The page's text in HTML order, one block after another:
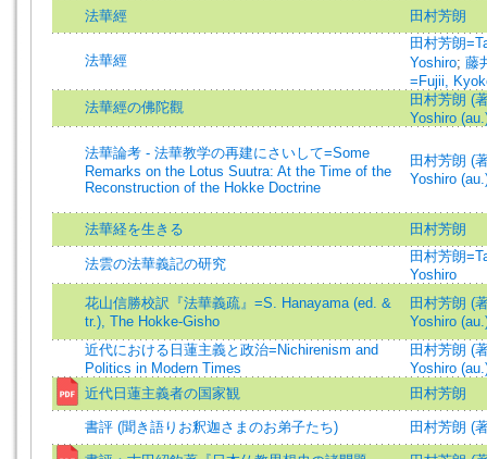
法華經
田村芳朗
法華經
田村芳朗
Yoshiro; 藤
=Fujii,
法華經の佛陀觀
田村芳朗 (
Yoshiro
法華論考 - 法華教学の再建にさいして=Some
Remarks on the Lotus Suutra: At the Time of the
Reconstruction of the Hokke Doctrine
田村芳朗 (
Yoshiro
法華経を生きる 田村芳朗
法雲の法華義記の研究
田村芳朗
Yoshiro
花山信勝校訳『法華義疏』=S. Hanayama (ed. &
tr.), The Hokke-Gisho
田村芳朗 (
Yoshiro
近代における日蓮主義と政治=Nichirenism and
Politics in Modern Times
田村芳朗 (
Yoshiro
近代日蓮主義者の国家観
田村芳朗
書評 (聞き語りお釈迦さまのお弟子たち) 田村芳朗 (